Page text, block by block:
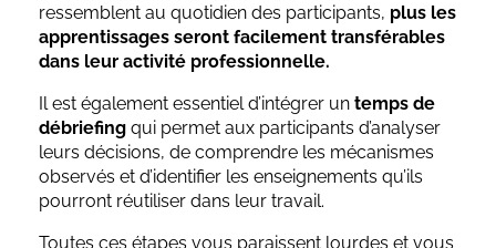
ressemblent au quotidien des participants, plus les
apprentissages seront facilement transférables
dans leur activité professionnelle.
Il est également essentiel d’intégrer un temps de
débriefing qui permet aux participants d’analyser
leurs décisions, de comprendre les mécanismes
observés et d’identifier les enseignements qu’ils
pourront réutiliser dans leur travail.
Toutes ces étapes vous paraissent lourdes et vous